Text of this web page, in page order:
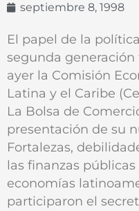
septiembre 8, 1998
El papel de la
segunda
ayer la Comisión
Latina y el Caribe
La Bolsa de
presentación de su
Fortalezas,
las finanzas
economías
participaron el